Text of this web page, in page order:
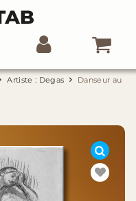
Artiste : Degas
Danseur au